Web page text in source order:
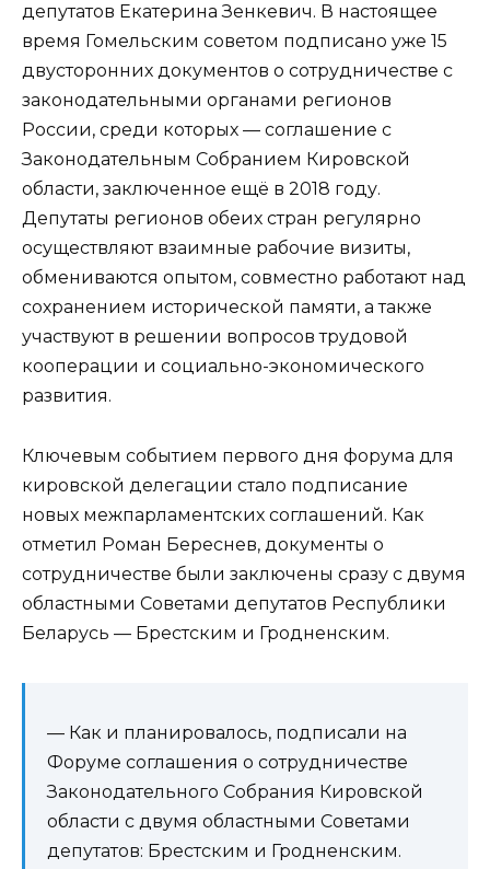
депутатов Екатерина Зенкевич. В настоящее
время Гомельским советом подписано уже 15
двусторонних документов о сотрудничестве с
законодательными органами регионов
России, среди которых — соглашение с
Законодательным Собранием Кировской
области, заключенное ещё в 2018 году.
Депутаты регионов обеих стран регулярно
осуществляют взаимные рабочие визиты,
обмениваются опытом, совместно работают над
сохранением исторической памяти, а также
участвуют в решении вопросов трудовой
кооперации и социально-экономического
развития.
Ключевым событием первого дня форума для
кировской делегации стало подписание
новых межпарламентских соглашений. Как
отметил Роман Береснев, документы о
сотрудничестве были заключены сразу с двумя
областными Советами депутатов Республики
Беларусь — Брестским и Гродненским.
— Как и планировалось, подписали на
Форуме соглашения о сотрудничестве
Законодательного Собрания Кировской
области с двумя областными Советами
депутатов: Брестским и Гродненским.